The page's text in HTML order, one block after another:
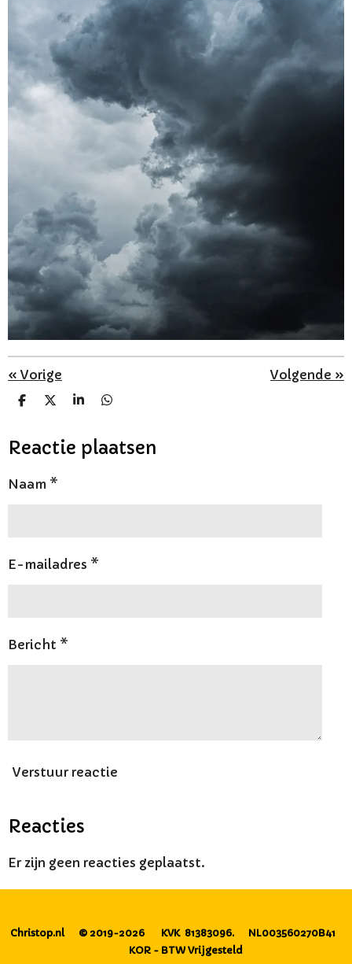
«Vorige Volgende »
D
e
n
D
l
S
r
e
D
e
n
Reactie plaatsen
Naam *
E-mailadres *
Bericht *
Verstuur reactie
Reacties
Er zijn geen reacties geplaatst.
Christop.nl © 2019-2026 KVK 81383096. NL003560270B41
KOR - BTW Vrijgesteld